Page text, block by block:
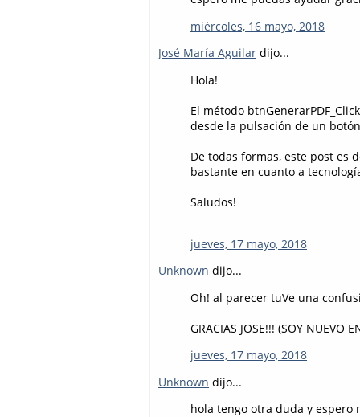
miércoles, 16 mayo, 2018
José María Aguilar dijo...
Hola!
El método
desde la pulsación de un
De todas formas, este post es
bastante en cuanto a
Saludos!
jueves, 17 mayo, 2018
Unknown dijo...
Oh! al parecer tuVe una
GRACIAS JOSE!!! (SOY NUEVO
jueves, 17 mayo, 2018
Unknown dijo...
hola tengo otra duda y